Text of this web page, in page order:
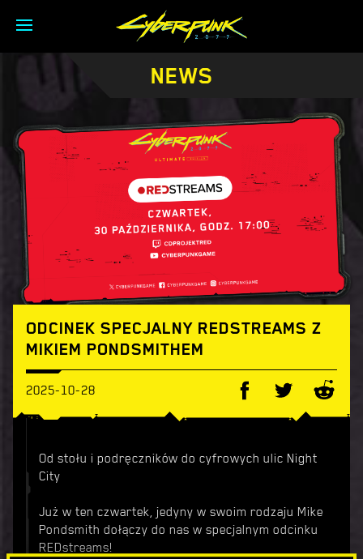
NEWS
ODCINEK SPECJALNY REDSTREAMS Z
MIKIEM PONDSMITHEM
2025-10-28
Od stołu i podręczników do cyfrowych ulic Night
City
Już w ten czwartek, jedyny w swoim rodzaju Mike
Pondsmith dołączy do nas w specjalnym odcinku
REDstreams!